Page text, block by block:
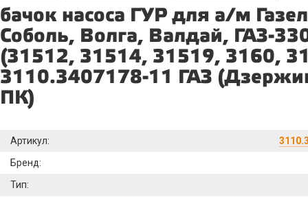
бачок насоса ГУР для а/м
Соболь, Волга, Валдай, ГАЗ-
(31512, 31514, 31519, 3160,
3110.3407178-11 ГАЗ
ПК)
Артикул:
Бренд:
Тип: